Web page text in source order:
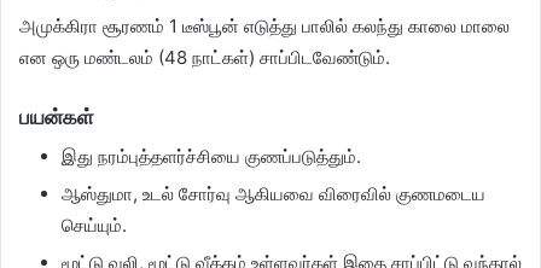
அமுக்கிரா சூரணம் 1 டீஸ்பூன் எடுத்து பாலில் கலந்து காலை மாலை
என ஒரு மண்டலம் (48 நாட்கள்) சாப்பிடவேண்டும்.
பயன்கள்
இது நரம்புத்தளர்ச்சியை குணப்படுத்தும்.
ஆஸ்துமா, உடல் சோர்வு ஆகியவை விரைவில் குணமடைய
செய்யும்.
மூட்டு வலி, மூட்டு வீக்கம் உள்ளவர்கள் இதை சாப்பிட்டு வந்தால்